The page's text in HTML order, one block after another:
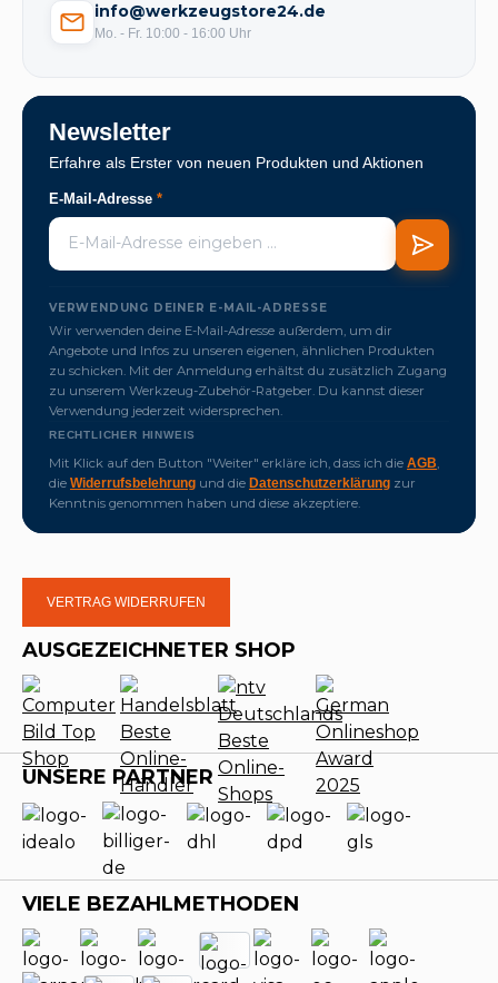
info@werkzeugstore24.de
Mo. - Fr. 10:00 - 16:00 Uhr
Newsletter
Erfahre als Erster von neuen Produkten und Aktionen
E-Mail-Adresse *
VERWENDUNG DEINER E-MAIL-ADRESSE
Wir verwenden deine E-Mail-Adresse außerdem, um dir
Angebote und Infos zu unseren eigenen, ähnlichen Produkten
zu schicken. Mit der Anmeldung erhältst du zusätzlich Zugang
zu unserem Werkzeug-Zubehör-Ratgeber. Du kannst dieser
Verwendung jederzeit widersprechen.
RECHTLICHER HINWEIS
Mit Klick auf den Button "Weiter" erkläre ich, dass ich die AGB
die Widerrufsbelehrung und die Datenschutzerklärung zur
Kenntnis genommen haben und diese akzeptiere.
VERTRAG WIDERRUFEN
AUSGEZEICHNETER SHOP
UNSERE PARTNER
VIELE BEZAHLMETHODEN